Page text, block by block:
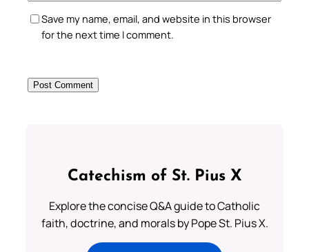
Save my name, email, and website in this browser
for the next time I comment.
Catechism of St. Pius X
Explore the concise Q&A guide to Catholic
faith, doctrine, and morals by Pope St. Pius X.